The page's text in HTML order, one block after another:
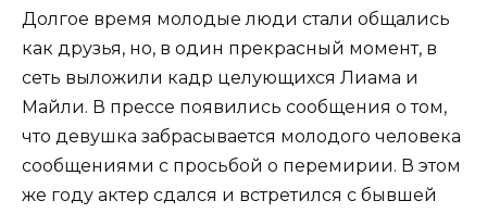
Долгое время молодые люди стали общались
как друзья, но, в один прекрасный момент, в
сеть выложили кадр целующихся Лиама и
Майли. В прессе появились сообщения о том,
что девушка забрасывается молодого человека
сообщениями с просьбой о перемирии. В этом
же году актер сдался и встретился с бывшей